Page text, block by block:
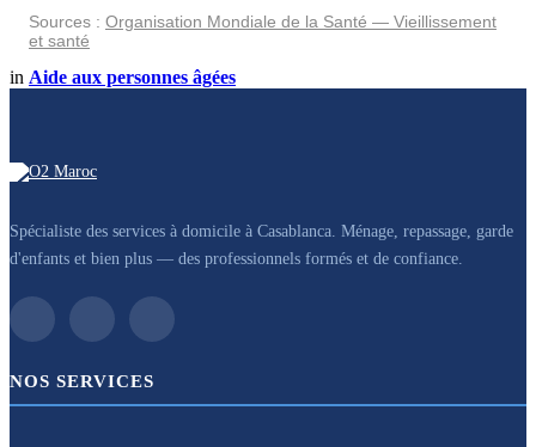
Sources : Organisation Mondiale de la Santé — Vieillissement
et santé
in Aide aux personnes âgées
Spécialiste des services à domicile à Casablanca. Ménage, repassage, garde
d'enfants et bien plus — des professionnels formés et de confiance.
NOS SERVICES